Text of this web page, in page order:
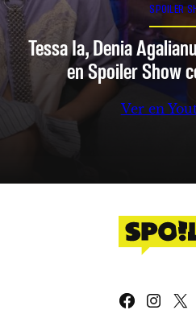
SPOILER
Tessa Ia, Denia
en Spoiler Show
Ver en